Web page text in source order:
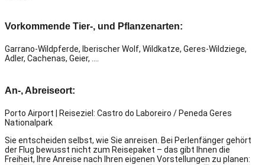
Vorkommende Tier-, und Pflanzenarten:
Garrano-Wildpferde, Iberischer Wolf, Wildkatze, Geres-Wildziege,
Adler, Cachenas, Geier, ….
An-, Abreiseort:
Porto Airport | Reiseziel: Castro do Laboreiro / Peneda Geres
Nationalpark
Sie entscheiden selbst, wie Sie anreisen. Bei Perlenfänger gehört
der Flug bewusst nicht zum Reisepaket – das gibt Ihnen die
Freiheit, Ihre Anreise nach Ihren eigenen Vorstellungen zu planen: